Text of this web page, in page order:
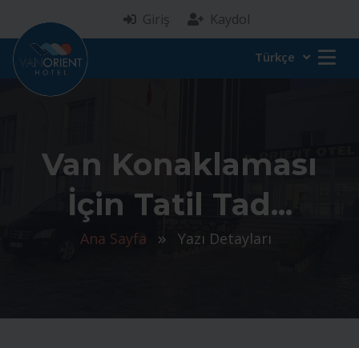
Giriş Kaydol
Türkçe
Van Konaklaması
İçin Tatil Tad...
Ana Sayfa Yazı Detayları